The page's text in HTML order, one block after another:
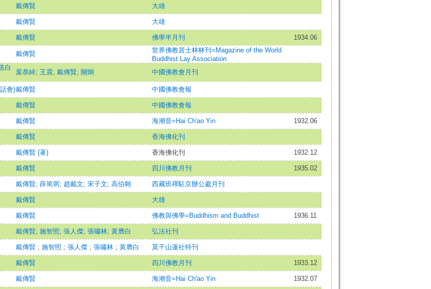
戴傳賢 大雄
戴傳賢 大雄
戴傳賢 佛學半月刊 1934.06
戴傳賢
世界佛教居士林林刊=Magazine of the World
Buddhist Lay Association
白
葉恭綽; 王震; 戴傳賢; 關炯 中國佛教會月刊
會)戴傳賢 中國佛教會報
戴傳賢 中國佛教會報
戴傳賢 海潮音=Hai Ch'ao Yin 1932.06
戴傳賢 香海佛化刊
戴傳賢 (著) 香海佛化刊 1932.12
戴傳賢 四川佛教月刊 1935.02
戴傳賢; 薛篤弼; 趙戴文; 宋子文; 高伯翱 西藏班禪駐京辦公處月刊
戴傳賢 大雄
戴傳賢 佛教與佛學=Buddhism and Buddhist 1936.11
戴傳賢; 施智照; 張人傑; 張嘯林; 黃膺白 弘法社刊
戴傳賢 ; 施智照 ; 張人傑 ; 張嘯林 ; 黃膺白 莫干山蓮社特刊
戴傳賢 四川佛教月刊 1933.12
戴傳賢 海潮音=Hai Ch'ao Yin 1932.07